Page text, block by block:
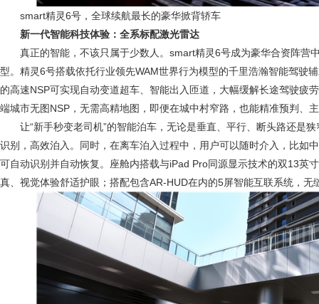
smart精灵6号，全球续航最长的豪华掀背轿车
新一代智能科技体验：全系标配激光雷达
真正的智能，不该只属于少数人。smart精灵6号成为豪华合资阵营
型。精灵6号搭载依托行业领先WAM世界行为模型的千里浩瀚智能驾驶
的高速NSP可实现自动变道超车、智能出入匝道，大幅缓解长途驾驶疲
端城市无图NSP，无需高精地图，即便在城中村窄路，也能精准预判、
让“新手秒变老司机”的智能泊车，无论是垂直、平行、断头路还是
识别，高效泊入。同时，在离车泊入过程中，用户可以随时介入，比如
可自动识别并自动恢复。座舱内搭载与iPad Pro同源显示技术的双13英
真、视觉体验舒适护眼；搭配包含AR-HUD在内的5屏智能互联系统，无